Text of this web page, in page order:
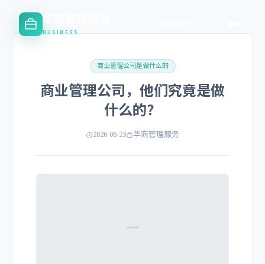
华商管理服务
BUSINESS
商业管理公司是做什么的
商业管理公司，他们究竟是做
什么的？
2026-06-23 华商管理服务